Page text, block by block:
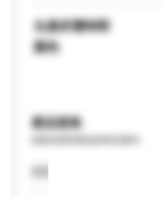
生產所需時間
顏色
產品規格